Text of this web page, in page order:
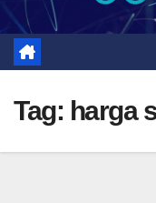
Tag: harga